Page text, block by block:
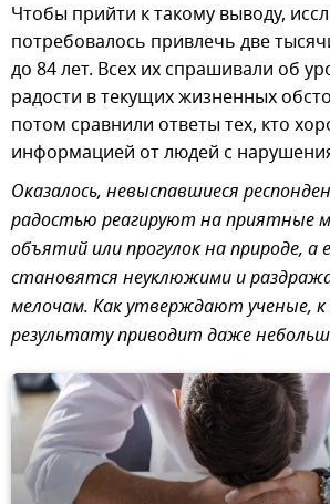
Чтобы прийти к такому выводу,
потребовалось привлечь две
до 84 лет. Всех их спрашивали об
радости в текущих жизненных
потом сравнили ответы тех, кто
информацией от людей с
Оказалось, невыспавшиеся
радостью реагируют на приятные
объятий или прогулок на природе, а
становятся неуклюжими и
мелочам. Как утверждают ученые,
результату приводит даже